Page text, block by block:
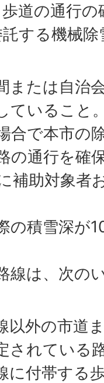
道の通行
する機械
または自治
ていること
合で本市の
の通行を確
補助対象者
の積雪深が
線は、次の
以外の市道
されている
に付帯する